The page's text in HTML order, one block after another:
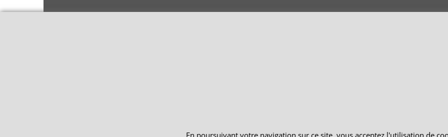
En poursuivant votre navigation sur ce site, vous acceptez l'utilisation de